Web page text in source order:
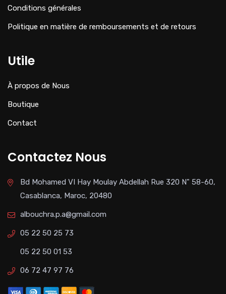
Conditions générales
Politique en matière de remboursements et de retours
Utile
À propos de Nous
Boutique
Contact
Contactez Nous
Bd Mohamed VI Hay Moulay Abdellah Rue 320 N" 58-60,
Casablanca, Maroc, 20480
albouchra.p.a@gmail.com
05 22 50 25 73
05 22 50 01 53
06 72 47 97 76